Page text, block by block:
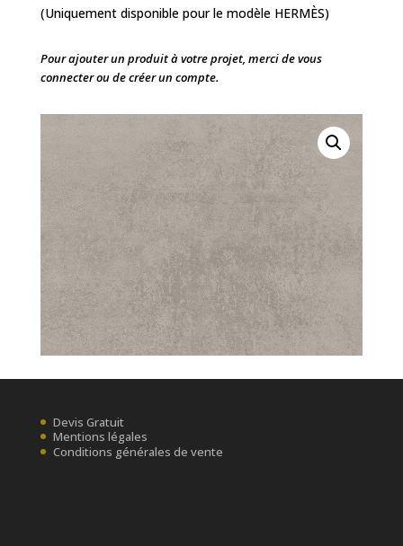
(Uniquement disponible pour le modèle HERMÈS)
Pour ajouter un produit à votre projet, merci de vous
connecter ou de créer un compte.
Devis Gratuit
Mentions légales
Conditions générales de vente